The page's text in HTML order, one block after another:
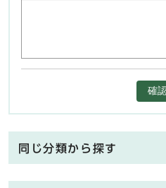
確
同じ分類から探す